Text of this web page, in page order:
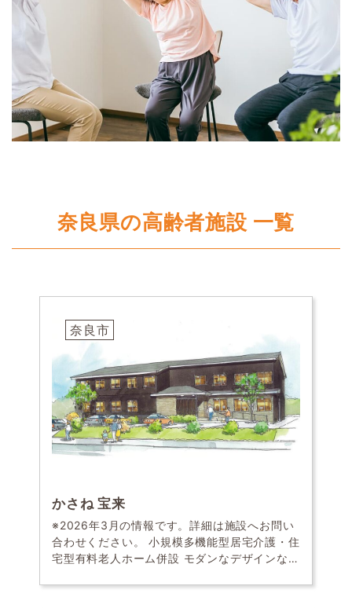
奈良県の高齢者施設 一覧
かさね 宝来
※2026年3月の情報です。詳細は施設へお問い
合わせください。 小規模多機能型居宅介護・住
宅型有料老人ホーム併設 モダンなデザインなが
OPEN！ 利用者も家族も職員もすべて […]
奈良市